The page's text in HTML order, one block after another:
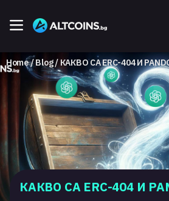
Home Blog КАКВО СА ERC-404 И
КАКВО СА ERC-404 И